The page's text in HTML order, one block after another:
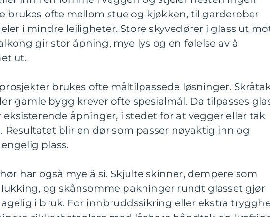
brukes ofte mellom stue og kjøkken, til garderober
i mindre leiligheter. Store skyvedører i glass ut
gir stor åpning, mye lys og en følelse av å
ut.
brukes ofte måltilpassede løsninger.
gamle bygg krever ofte spesialmål. Da tilpasses
eksisterende åpninger, i stedet for at vegger eller tak
Resultatet blir en dør som passer nøyaktig inn og
plass.
har også mye å si. Skjulte skinner, dempere som
og skånsomme pakninger rundt glasset gjør
i bruk. For innbruddssikring eller ekstra